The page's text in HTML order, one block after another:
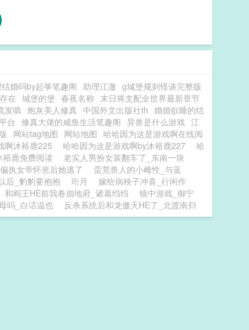
婚吗by起筝笔趣阁 助理江澈 g城堡规则怪谈完整版
在 城堡的堡 春夜名称 末日将支配全世界最新章节
发嗔 炮灰美人修真 中国外文出版社th 婚婚欲睡的结
台 修真大佬的咸鱼生活笔趣阁 异兽是什么游戏 江
网站tag地图 网站地图 哈哈因为这是游戏啊在线阅
啊沐裕鹿225 哈哈因为这是游戏啊by沐裕鹿227
哈
鹿免费阅读
老实人男扮女装翻车了_东南一块
执女帝怀崽后她逃了
蛮荒兽人的小雌性_与蓝
后_豹豹要抱抱 珩月
嫁给病秧子冲喜_行闲作
和阎王HE前我卷崩地府_诸葛绉绉
镜中游戏_御宁
吗_白话温也 反杀系统后和龙傲天HE了_北渡南归